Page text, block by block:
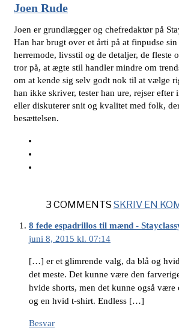
Joen Rude
Joen er grundlægger og chefredaktør på
Han har brugt over et årti på at finpudse sin
herremode, livsstil og de detaljer, de fleste
tror på, at ægte stil handler mindre om
om at kende sig selv godt nok til at vælge
han ikke skriver, tester han ure, rejser efter
eller diskuterer snit og kvalitet med folk,
besættelsen.
3 COMMENTS SKRIV EN
8 fede espadrillos til mænd -
juni 8, 2015 kl. 07:14
[…] er et glimrende valg, da blå og hvid
det meste. Det kunne være den
hvide shorts, men det kunne også være
og en hvid t-shirt. Endless […]
Besvar